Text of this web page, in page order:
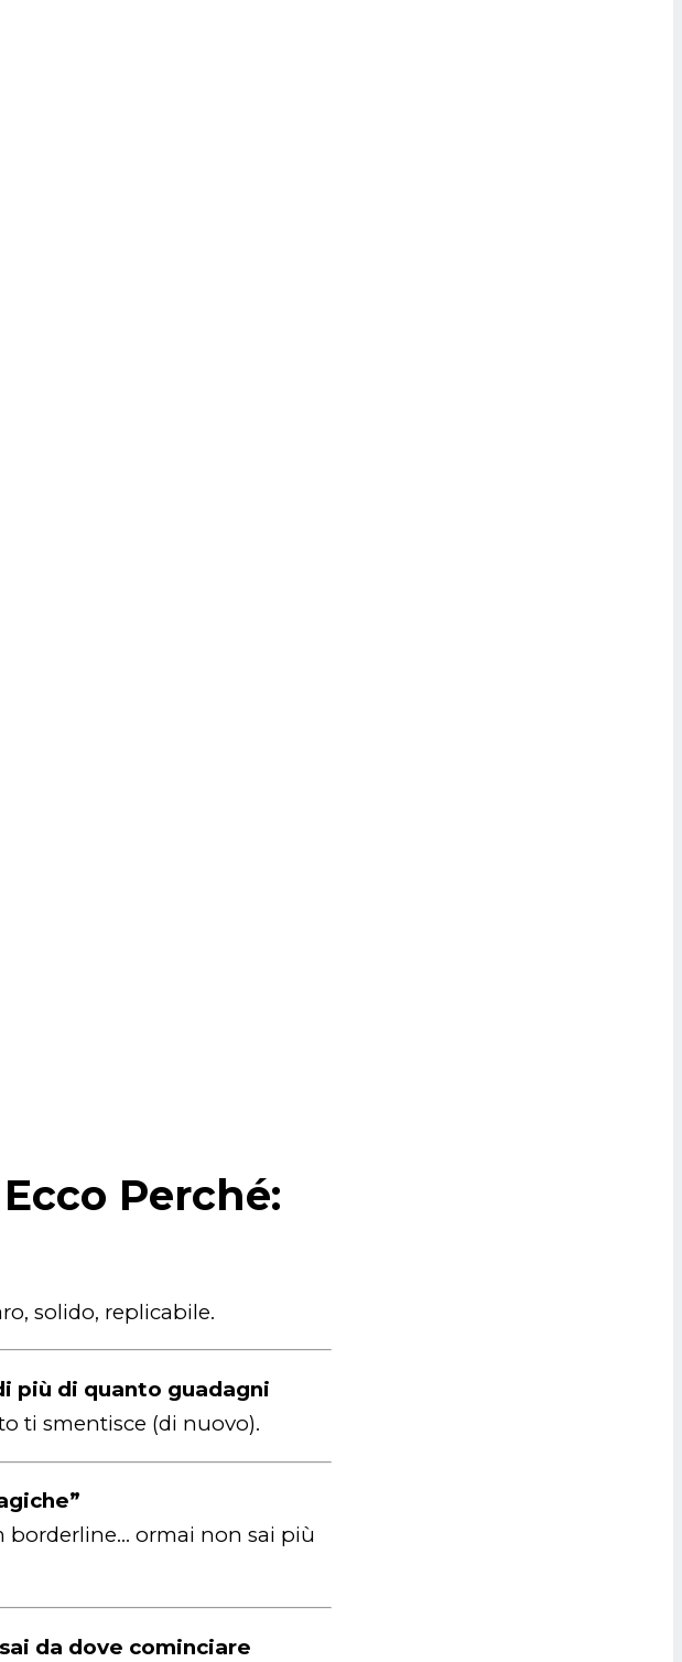
Ecco Perché:
solido, replicabile.
più di quanto guadagni
ti smentisce (di nuovo).
borderline… ormai non sai più
da dove cominciare